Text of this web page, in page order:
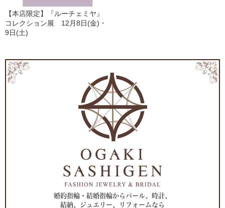
【本店限定】『ルーチェミヤ』
コレクション展 12月8日(金)・
9日(土)
婚約指輪・結婚指輪からパール、時計、
結納、ジュエリー、リフォームなら